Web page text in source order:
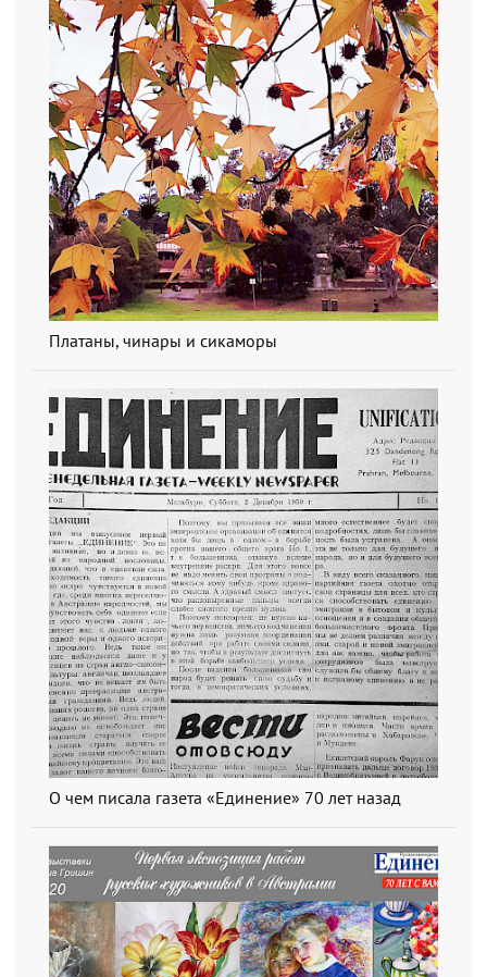
Платаны, чинары и сикаморы
О чем писала газета «Единение» 70 лет назад